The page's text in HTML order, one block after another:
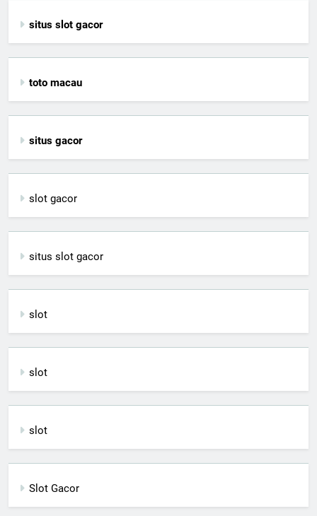
situs slot gacor
toto macau
situs gacor
slot gacor
situs slot gacor
slot
slot
slot
Slot Gacor